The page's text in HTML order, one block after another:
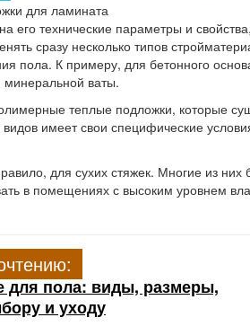
для ламината
его технические параметры и
сразу несколько типов
пола. К примеру, для бетонного
минеральной ваты.
теплые подложки, которые
имеет свои специфические
для сухих стяжек. Многие из них
в помещениях с высоким уровнем
для пола: виды, размеры,
и уходу